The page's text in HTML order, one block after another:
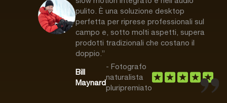
pulito. È una soluzione desktop
perfetta per riprese professionali sul
campo e, sotto molti aspetti, supera
prodotti tradizionali che costano il
doppio.”
Bill
Maynard
- Fotografo
naturalista
pluripremiato